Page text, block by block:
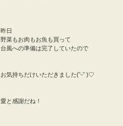
昨日
野菜もお肉もお魚も買って
台風への準備は完了していたので
お気持ちだけいただきました(˘ᵕ˘ )♡
愛と感謝だね！